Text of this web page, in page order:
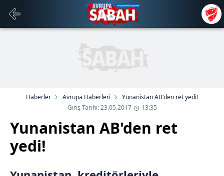
Haberler Avrupa Haberleri
Yunanistan AB'den ret yedi!
Giriş Tarihi: 23.05.2017
13:35
Yunanistan AB'den ret
yedi!